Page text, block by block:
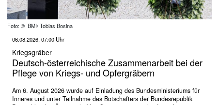
Foto: © BMI/ Tobias Bosina
06.08.2026, 07:00 Uhr
Kriegsgräber
Deutsch-österreichische Zusammenarbeit bei der
Pflege von Kriegs- und Opfergräbern
Am 6. August 2026 wurde auf Einladung des Bundesministeriums für
Inneres und unter Teilnahme des Botschafters der Bundesrepublik